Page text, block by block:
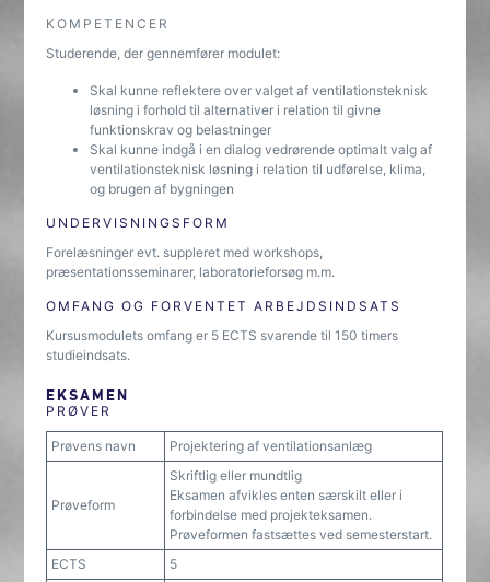
KOMPETENCER
Studerende, der gennemfører modulet:
Skal kunne reflektere over valget af ventilationsteknisk
løsning i forhold til alternativer i relation til givne
funktionskrav og belastninger
Skal kunne indgå i en dialog vedrørende optimalt valg af
ventilationsteknisk løsning i relation til udførelse, klima,
og brugen af bygningen
UNDERVISNINGSFORM
Forelæsninger evt. suppleret med workshops,
præsentationsseminarer, laboratorieforsøg m.m.
OMFANG OG FORVENTET ARBEJDSINDSATS
Kursusmodulets omfang er 5 ECTS svarende til 150 timers
studieindsats.
EKSAMEN
PRØVER
Prøvens navn Projektering af ventilationsanlæg
Prøveform
Skriftlig eller mundtlig
Eksamen afvikles enten særskilt eller i
forbindelse med projekteksamen.
Prøveformen fastsættes ved semesterstart.
ECTS
5